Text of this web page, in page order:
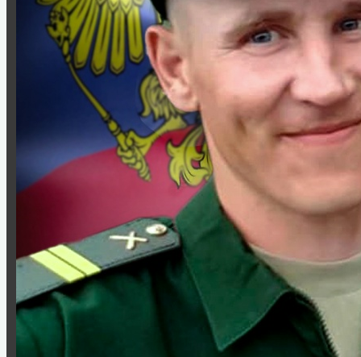
Абрамов Константин Кирикович
Борисенко Григорий Яковлевич
Голубев Георгий Гордеевич
Гусаров Григорий Андреевич
Донских Александр Иванович
Козаченко Алексей Константинович
Мурашов Павел Романович
Сухих Николай Алексеевич
Назаровский тыл в годы войны
Статьи о ветеранах
Книга памяти
Воспоминания ветеранов
Аудиовизуальный проект «Расскажи о